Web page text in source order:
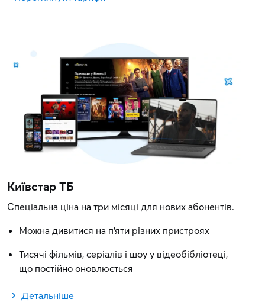
Київстар ТБ
Спеціальна ціна на три місяці для нових абонентів.
Можна дивитися на п'яти різних пристроях
Тисячі фільмів, серіалів і шоу у відеобібліотеці,
що постійно оновлюється
Детальніше